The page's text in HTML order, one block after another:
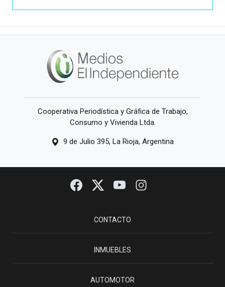
Cooperativa Periodística y Gráfica de Trabajo,
Consumo y Vivienda Ltda.
9 de Julio 395, La Rioja, Argentina
CONTACTO
INMUEBLES
AUTOMOTOR